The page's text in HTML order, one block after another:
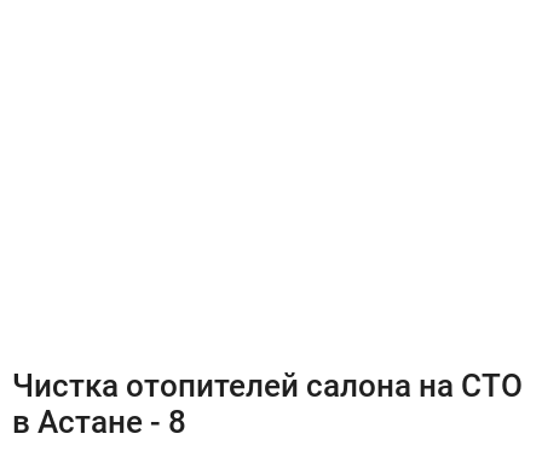
Чистка отопителей салона на СТО
в Астане - 8